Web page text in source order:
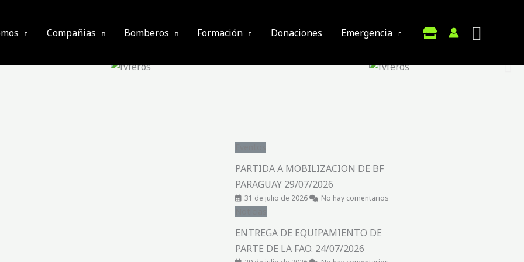
Compañias Bomberos Formación Donaciones Emergencia
PARTIDA A MOBILIZACION DE BF
PARAGUAY 29/07/2026
31 de julio de 2026 No hay comentarios
ENTREGA DE EQUIPAMIENTO DE
PARTE DE LA FAO. 24/07/2026